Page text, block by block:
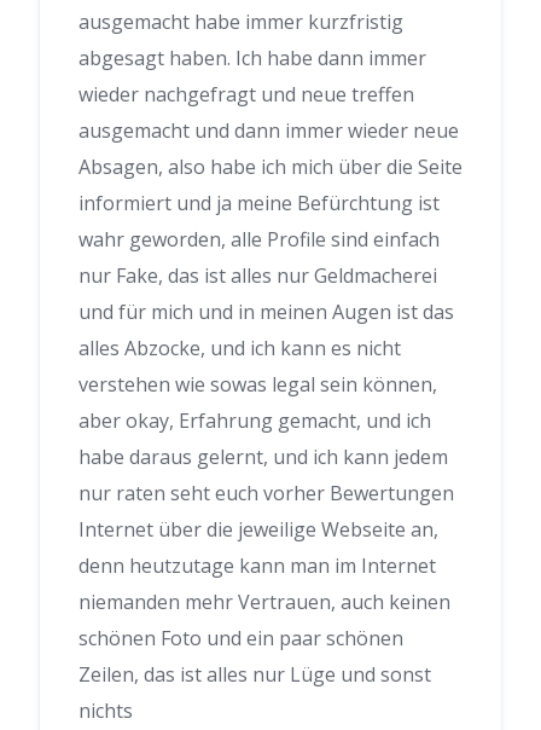
ausgemacht habe immer kurzfristig
abgesagt haben. Ich habe dann immer
wieder nachgefragt und neue treffen
ausgemacht und dann immer wieder neue
Absagen, also habe ich mich über die Seite
informiert und ja meine Befürchtung ist
wahr geworden, alle Profile sind einfach
nur Fake, das ist alles nur Geldmacherei
und für mich und in meinen Augen ist das
alles Abzocke, und ich kann es nicht
verstehen wie sowas legal sein können,
aber okay, Erfahrung gemacht, und ich
habe daraus gelernt, und ich kann jedem
nur raten seht euch vorher Bewertungen
Internet über die jeweilige Webseite an,
denn heutzutage kann man im Internet
niemanden mehr Vertrauen, auch keinen
schönen Foto und ein paar schönen
Zeilen, das ist alles nur Lüge und sonst
nichts